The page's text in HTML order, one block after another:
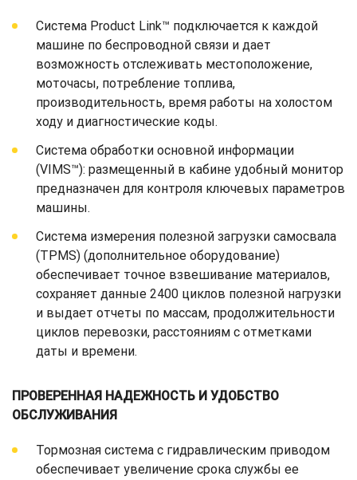
Система Product Link™ подключается к каждой
машине по беспроводной связи и дает
возможность отслеживать местоположение,
моточасы, потребление топлива,
производительность, время работы на холостом
ходу и диагностические коды.
Система обработки основной информации
(VIMS™): размещенный в кабине удобный монитор
предназначен для контроля ключевых параметров
машины.
Система измерения полезной загрузки самосвала
(TPMS) (дополнительное оборудование)
обеспечивает точное взвешивание материалов,
сохраняет данные 2400 циклов полезной нагрузки
и выдает отчеты по массам, продолжительности
циклов перевозки, расстояниям с отметками
даты и времени.
ПРОВЕРЕННАЯ НАДЕЖНОСТЬ И УДОБСТВО
ОБСЛУЖИВАНИЯ
Тормозная система с гидравлическим приводом
обеспечивает увеличение срока службы ее